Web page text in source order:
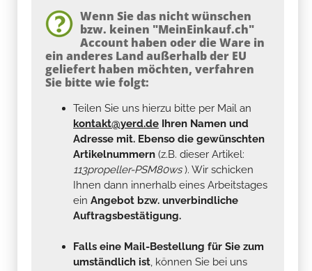
Wenn Sie das nicht wünschen
bzw. keinen "MeinEinkauf.ch"
Account haben oder die Ware in
ein anderes Land außerhalb der EU
geliefert haben möchten, verfahren
Sie bitte wie folgt:
Teilen Sie uns hierzu bitte per Mail an
kontakt@yerd.de Ihren Namen und
Adresse mit. Ebenso die gewünschten
Artikelnummern (z.B. dieser Artikel:
113propeller-PSM80ws). Wir schicken
Ihnen dann innerhalb eines Arbeitstages
ein Angebot bzw. unverbindliche
Auftragsbestätigung.
Falls eine Mail-Bestellung für Sie zum
umständlich ist, können Sie bei uns